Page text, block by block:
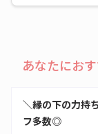
あなたにお
＼縁の下の力持
フ多数◎